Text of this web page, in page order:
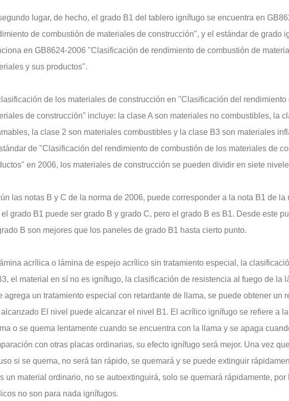
lugar, de hecho, el grado B1 del tablero ignífugo se encuentra en
de combustión de materiales de construcción", y el estándar de grado
en GB8624-2006 "Clasificación de rendimiento de combustión de
y sus productos".
de los materiales de construcción en "Clasificación del
de construcción" incluye: la clase A son materiales no combustibles, la
la clase 2 son materiales combustibles y la clase B3 son materiales
de "Clasificación del rendimiento de combustión de los materiales de
en 2006, los materiales de construcción se pueden dividir en siete
las notas B y C de la norma de 2006, puede corresponder a la nota B1 de la
grado B1 puede ser grado B y grado C, pero el grado B es B1. Desde este
B son mejores que los paneles de grado B1 hasta cierto punto.
acrílica o lámina de espejo acrílico sin tratamiento especial, la
el material en sí no es ignífugo, la clasificación de resistencia al fuego de la
agrega un tratamiento especial con retardante de llama, se puede obtener un
El nivel puede alcanzar el nivel B1. El acrílico ignífugo se refiere a
o se quema lentamente cuando se encuentra con la llama y se apaga
con otras placas ordinarias, su efecto ignífugo será mejor. Una vez
si se quema, no será tan rápido, se quemará y se puede extinguir
un material ordinario, no se autoextinguirá, solo se quemará rápidamente,
no son para nada ignífugos.